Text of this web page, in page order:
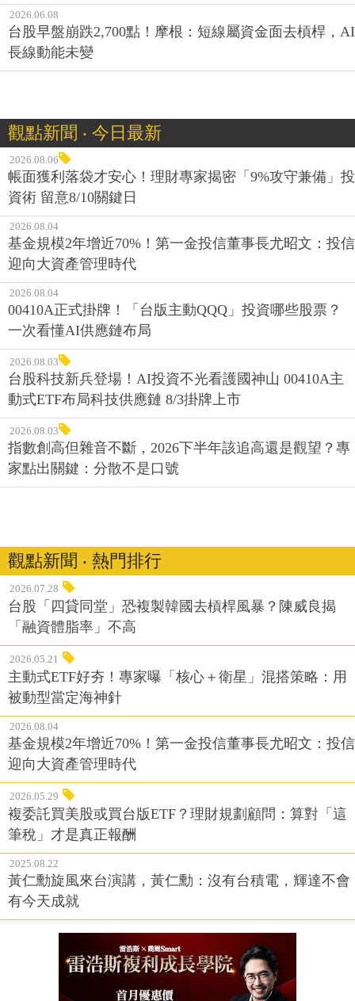
2026.06.08
台股早盤崩跌2,700點！摩根：短線屬資金面去槓桿，AI
長線動能未變
觀點新聞 ‧ 今日最新
2026.08.06
帳面獲利落袋才安心！理財專家揭密「9%攻守兼備」投
資術 留意8/10關鍵日
2026.08.04
基金規模2年增近70%！第一金投信董事長尤昭文：投信
迎向大資產管理時代
2026.08.04
00410A正式掛牌！「台版主動QQQ」投資哪些股票？
一次看懂AI供應鏈布局
2026.08.03
台股科技新兵登場！AI投資不光看護國神山 00410A主
動式ETF布局科技供應鏈 8/3掛牌上市
2026.08.03
指數創高但雜音不斷，2026下半年該追高還是觀望？專
家點出關鍵：分散不是口號
觀點新聞 ‧ 熱門排行
2026.07.28
台股「四貸同堂」恐複製韓國去槓桿風暴？陳威良揭
「融資體脂率」不高
2026.05.21
主動式ETF好夯！專家曝「核心＋衛星」混搭策略：用
被動型當定海神針
2026.08.04
基金規模2年增近70%！第一金投信董事長尤昭文：投信
迎向大資產管理時代
2026.05.29
複委託買美股或買台版ETF？理財規劃顧問：算對「這
筆稅」才是真正報酬
2025.08.22
黃仁勳旋風來台演講，黃仁勳：沒有台積電，輝達不會
有今天成就